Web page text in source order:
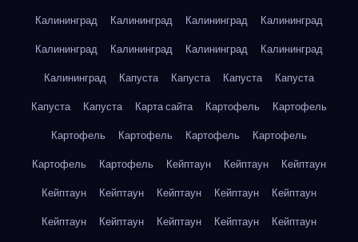
Калининград
Калининград Калининград
Калининград
Калининград
Калининград Калининград
Калининград
Калининград
Капуста Капуста Капуста
Капуста
Капуста
Капуста Карта сайта Картофель
Картофель
Картофель
Картофель Картофель
Картофель
Картофель
Картофель Кейптаун Кейптаун
Кейптаун
Кейптаун
Кейптаун Кейптаун Кейптаун
Кейптаун
Кейптаун
Кейптаун Кейптаун Кейптаун
Кейптаун